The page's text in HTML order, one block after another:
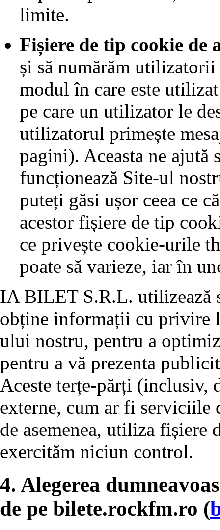
limite.
Fișiere de tip cookie de
și să numărăm
modul în care este
pe care un utilizator le
utilizatorul primește
pagini). Aceasta ne ajută
funcționează Site-ul
puteți găsi ușor ceea ce
acestor fișiere de tip
ce privește cookie-urile
poate să varieze, iar în
IA BILET S.R.L. utilizează
obține informații cu privire
ului nostru, pentru a
pentru a vă prezenta
Aceste terțe-părți (inclusiv,
externe, cum ar fi serviciile
de asemenea, utiliza fișiere
exercităm niciun control.
4. Alegerea
de pe bilete.rockfm.ro (